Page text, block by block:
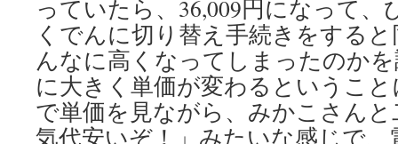
っていたら、36,009円になって
くでんに切り替え手続きをする
んなに高くなってしまったのか
に大きく単価が変わるというこ
で単価を見ながら、みかこさん
気代安いぞ！」みたいな感じで